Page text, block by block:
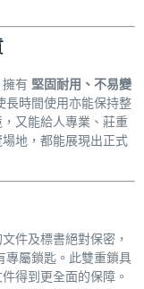
有 堅固耐用、不易變
長時間使用亦能保持整
又能給人專業、莊重
地，都能展現出正式
件及標書絕對保密，
專屬鎖匙。此雙重鎖具
得到更全面的保障。